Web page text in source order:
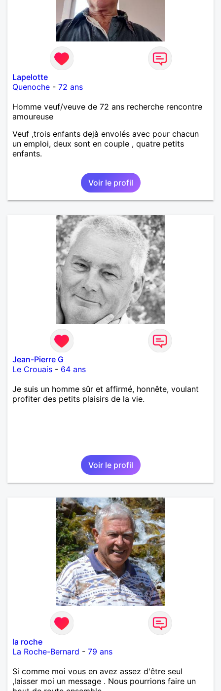
Lapelotte
Quenoche - 72 ans
Homme veuf/veuve de 72 ans recherche rencontre
amoureuse
Veuf ,trois enfants dejà envolés avec pour chacun
un emploi, deux sont en couple , quatre petits
enfants.
Voir le profil
Jean-Pierre G
Le Crouais - 64 ans
Je suis un homme sûr et affirmé, honnête, voulant
profiter des petits plaisirs de la vie.
Voir le profil
la roche
La Roche-Bernard - 79 ans
Si comme moi vous en avez assez d'être seul
,laisser moi un message . Nous pourrions faire un